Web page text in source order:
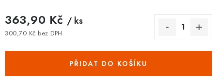
🚚 STAV OBJEDNÁVKY
DOPRAVA A PLATBA
VRÁCENÍ ZBOŽÍ A REKLAMACE
363,90 Kč / ks
300,70 Kč bez DPH
PŘIDAT DO KOŠÍKU